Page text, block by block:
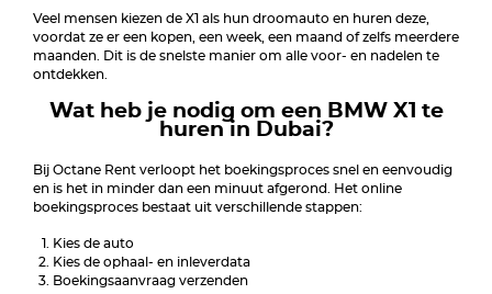
Veel mensen kiezen de X1 als hun droomauto en huren deze,
voordat ze er een kopen, een week, een maand of zelfs meerdere
maanden. Dit is de snelste manier om alle voor- en nadelen te
ontdekken.
Wat heb je nodig om een BMW X1 te
huren in Dubai?
Bij Octane Rent verloopt het boekingsproces snel en eenvoudig
en is het in minder dan een minuut afgerond. Het online
boekingsproces bestaat uit verschillende stappen:
Kies de auto
Kies de ophaal- en inleverdata
Boekingsaanvraag verzenden